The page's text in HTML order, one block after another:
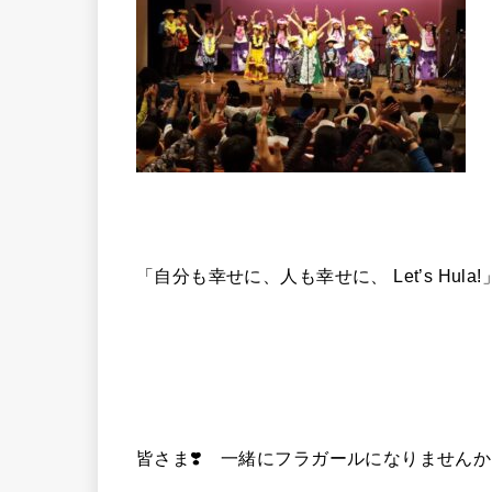
「自分も幸せに、人も幸せに、 Let’s Hula!
皆さま❣️ 一緒にフラガールになりませんか